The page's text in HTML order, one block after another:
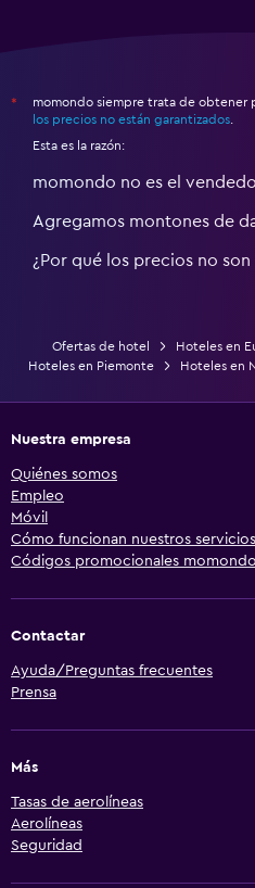
*
momondo siempre trata de obtener
los precios no están garantizados
Esta es la razón:
momondo no es el
Agregamos montones de
¿Por qué los precios no son
Ofertas de hotel Hoteles en
Hoteles en Piemonte
Hoteles en
Nuestra empresa
Quiénes somos
Empleo
Móvil
Cómo funcionan nuestros servicios
Códigos promocionales momondo
Contactar
Ayuda/Preguntas frecuentes
Prensa
Más
Tasas de aerolíneas
Aerolíneas
Seguridad